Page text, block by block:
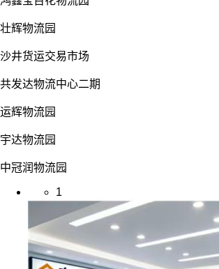
壮辉物流园
沙井货运交易市场
共发达物流中心二期
运辉物流园
宇达物流园
中冠润物流园
1